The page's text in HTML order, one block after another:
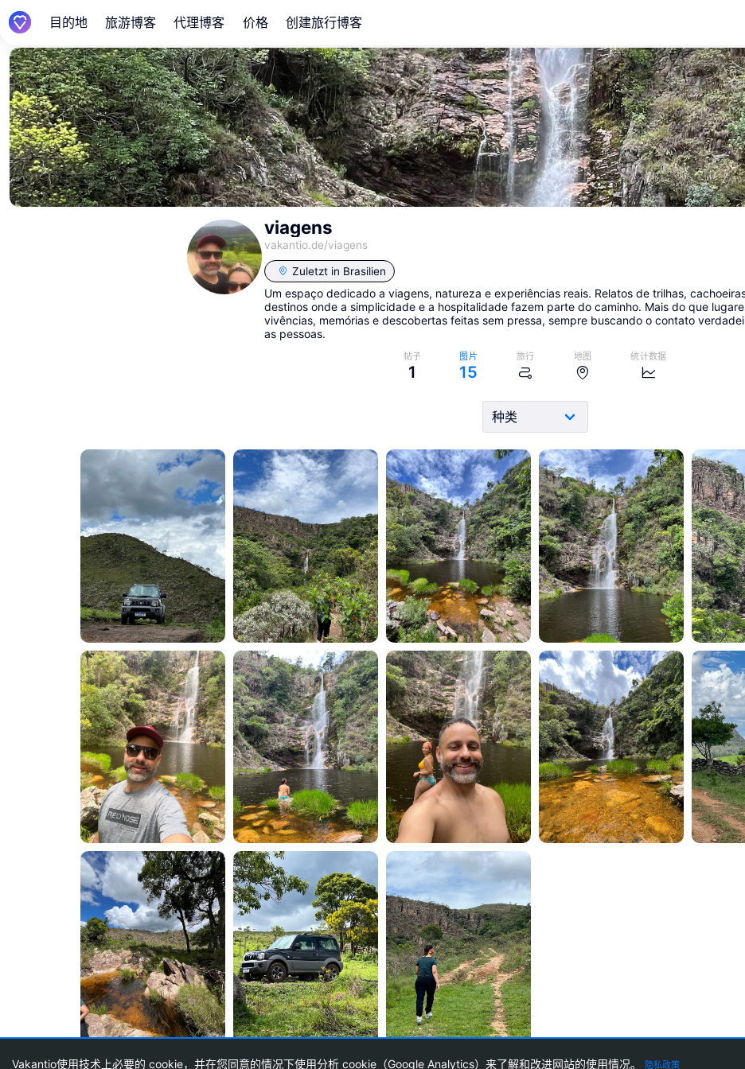
目的地 旅游博客 代理博客 价格 创建旅行博客
viagens
viagens
vakantio.de/viagens
viagens
Zuletzt in Brasilien
Um espaço dedicado a viagens, natureza e experiências reais. Relatos de trilhas,
destinos onde a simplicidade e a hospitalidade fazem parte do caminho. Mais do que
vivências, memórias e descobertas feitas sem pressa, sempre buscando o contato
as pessoas.
帖子
1
图片
15
旅行 地图 统计数据
Vakantio使用技术上必要的 cookie，并在您同意的情况下使用分析 cookie（Google Analytics）来了解和改进网站的使用情况。 隐私政策